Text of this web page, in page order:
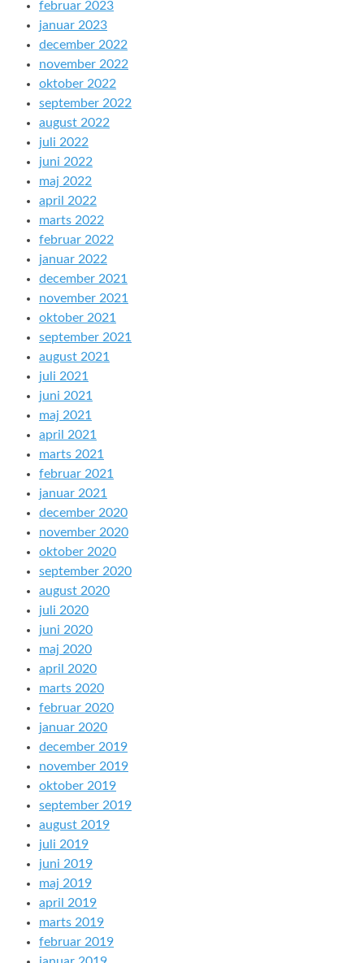
februar 2023
januar 2023
december 2022
november 2022
oktober 2022
september 2022
august 2022
juli 2022
juni 2022
maj 2022
april 2022
marts 2022
februar 2022
januar 2022
december 2021
november 2021
oktober 2021
september 2021
august 2021
juli 2021
juni 2021
maj 2021
april 2021
marts 2021
februar 2021
januar 2021
december 2020
november 2020
oktober 2020
september 2020
august 2020
juli 2020
juni 2020
maj 2020
april 2020
marts 2020
februar 2020
januar 2020
december 2019
november 2019
oktober 2019
september 2019
august 2019
juli 2019
juni 2019
maj 2019
april 2019
marts 2019
februar 2019